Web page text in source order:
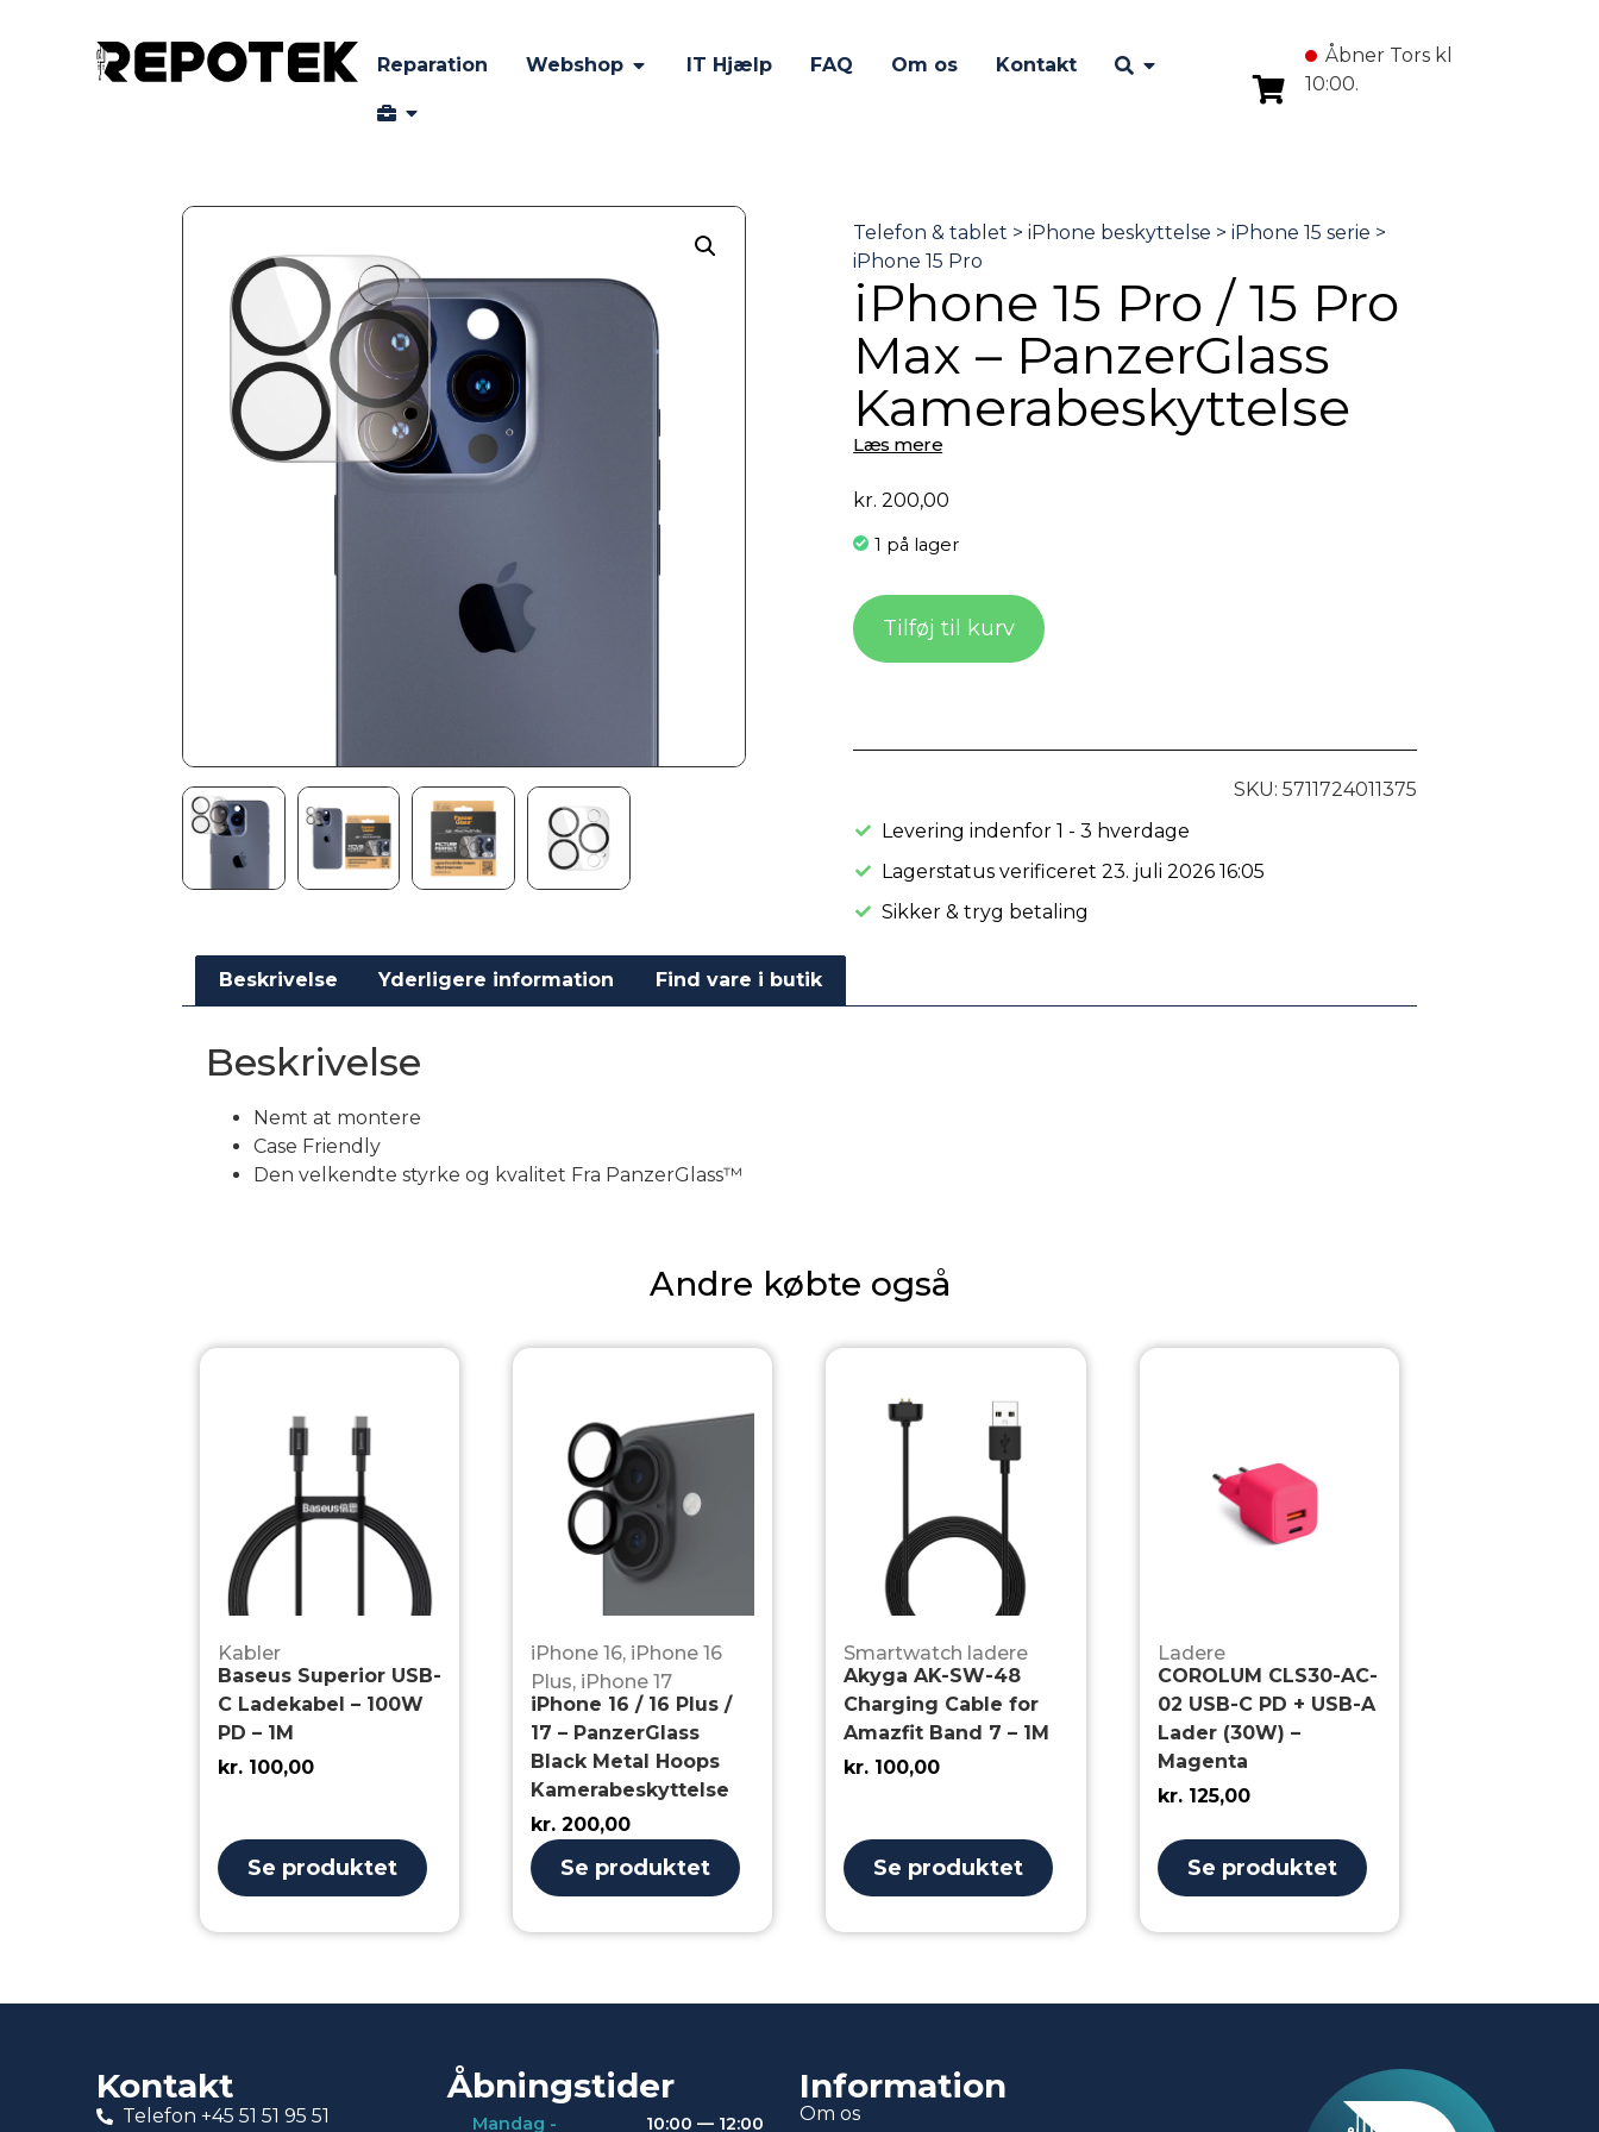
Reparation Webshop IT Hjælp FAQ Om os Kontakt
Åbner Tors kl
10:00.
iPhone 15 Pro / 15 Pro
Max – PanzerGlass
Kamerabeskyttelse
Læs mere
kr. 200,00
1 på lager
Tilføj til kurv
SKU: 5711724011375
Levering indenfor 1 - 3 hverdage
Lagerstatus verificeret 23. juli 2026 16:05
Sikker & tryg betaling
Beskrivelse Yderligere information Find vare i butik
Beskrivelse
Nemt at montere
Case Friendly
Den velkendte styrke og kvalitet Fra PanzerGlass™
Andre købte også
Kabler
Baseus Superior USB-
C Ladekabel – 100W
PD – 1M
kr.100,00
Se produktet
iPhone 16, iPhone 16
Plus, iPhone 17
iPhone 16 / 16 Plus /
17 – PanzerGlass
Black Metal Hoops
Kamerabeskyttelse
kr. 200,00
Se produktet
Smartwatch ladere
Akyga AK-SW-48
Charging Cable for
Amazfit Band 7 – 1M
kr. 100,00
Se produktet
Ladere
COROLUM CLS30-AC-
02 USB-C PD + USB-A
Lader (30W) –
Magenta
kr.125,00
Se produktet
Kontakt
Telefon +45 51 51 95 51
Åbningstider
Mandag - 10:00 — 12:00
Information
Om os